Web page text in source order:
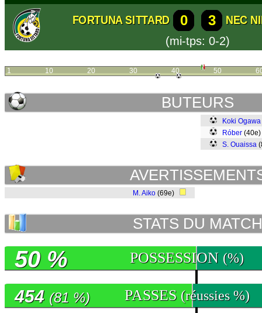
FORTUNA SITTARD 0 3
NEC
(mi-tps: 0-2)
1 10 20 30 40 50
BUTEURS
Koki Ogawa
Róber
S. Ouaissa
M. Aiko (69e)
STATS DU MATCH
POSSESSION (%)
50 %
PASSES (réussies %)
454 (81 %)